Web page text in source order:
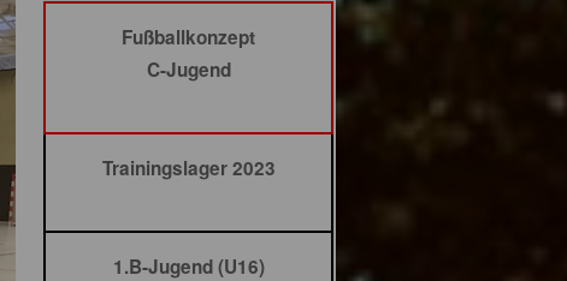
Fußballkonzept
C-Jugend
Trainingslager 2023
1.B-Jugend (U16)